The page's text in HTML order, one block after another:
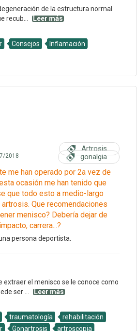
de la estructura normal
recub...
Leer más
Consejos
Inflamación
2018
Artrosis
gonalgia
me han operado por 2a vez de
ocasión me han tenido que
que todo esto a medio-largo
Que recomendaciones
menisco? Debería dejar de
carrera...?
persona deportista.
extraer el menisco se le conoce como
ser ...
Leer más
traumatología
rehabilitación
Gonartrosis
artroscopia